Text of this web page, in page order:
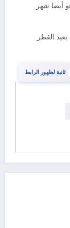
أيضا شهر
الفطر
ثانية لظهور الرابط